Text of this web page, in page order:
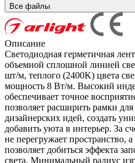
Все файлы
Описание
Светодиодная герметичная
объемной сплошной линией
шт/м, теплого (2400K) цвета
мощность 8 Вт/м. Высокий
обеспечивает точное
позволяет расширить рамки
дизайнерских идей, создать
добавить уюта в интерьер. За
не перегружает пространство,
позволяет добиться эффекта
света. Минимальный радиус